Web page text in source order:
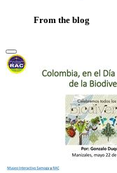
From the blog